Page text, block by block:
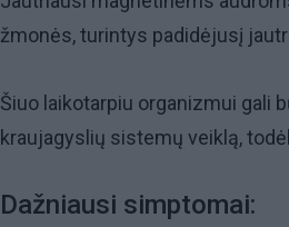
žmonės, turintys padidėjusį
Šiuo laikotarpiu organizmui gali
kraujagyslių sistemų veiklą,
Dažniausi simptomai: